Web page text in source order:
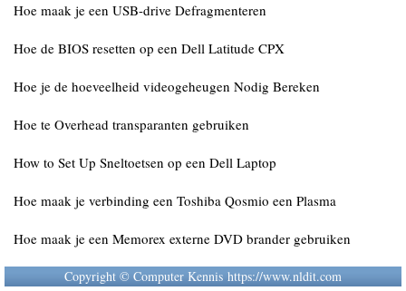
Hoe maak je een USB-drive Defragmenteren
Hoe de BIOS resetten op een Dell Latitude CPX
Hoe je de hoeveelheid videogeheugen Nodig Bereken
Hoe te Overhead transparanten gebruiken
How to Set Up Sneltoetsen op een Dell Laptop
Hoe maak je verbinding een Toshiba Qosmio een Plasma
Hoe maak je een Memorex externe DVD brander gebruiken
Copyright © Computer Kennis https://www.nldit.com